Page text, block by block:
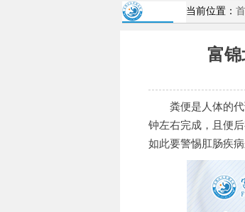
当前位置：
富
粪便是人体的代谢
钟左右完成，且便
如此要警惕肛肠疾病